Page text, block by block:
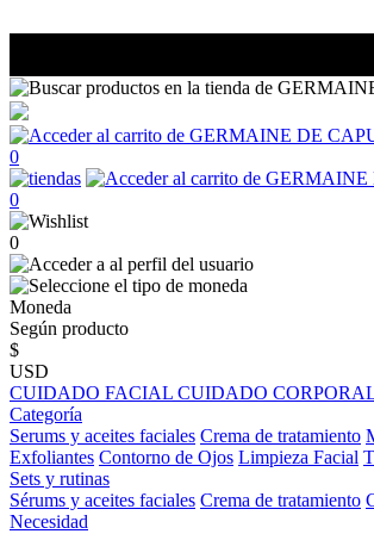
0
0
0
Moneda
Según producto
$
USD
CUIDADO FACIAL CUIDADO
Categoría
Serums y aceites faciales Crema de tratamiento
Exfoliantes Contorno de Ojos Limpieza Facial
Sets y rutinas
Sérums y aceites faciales Crema de tratamiento
Necesidad